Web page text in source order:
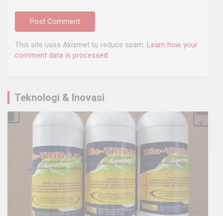
This site uses Akismet to reduce spam. Learn how your
comment data is processed.
Teknologi & Inovasi